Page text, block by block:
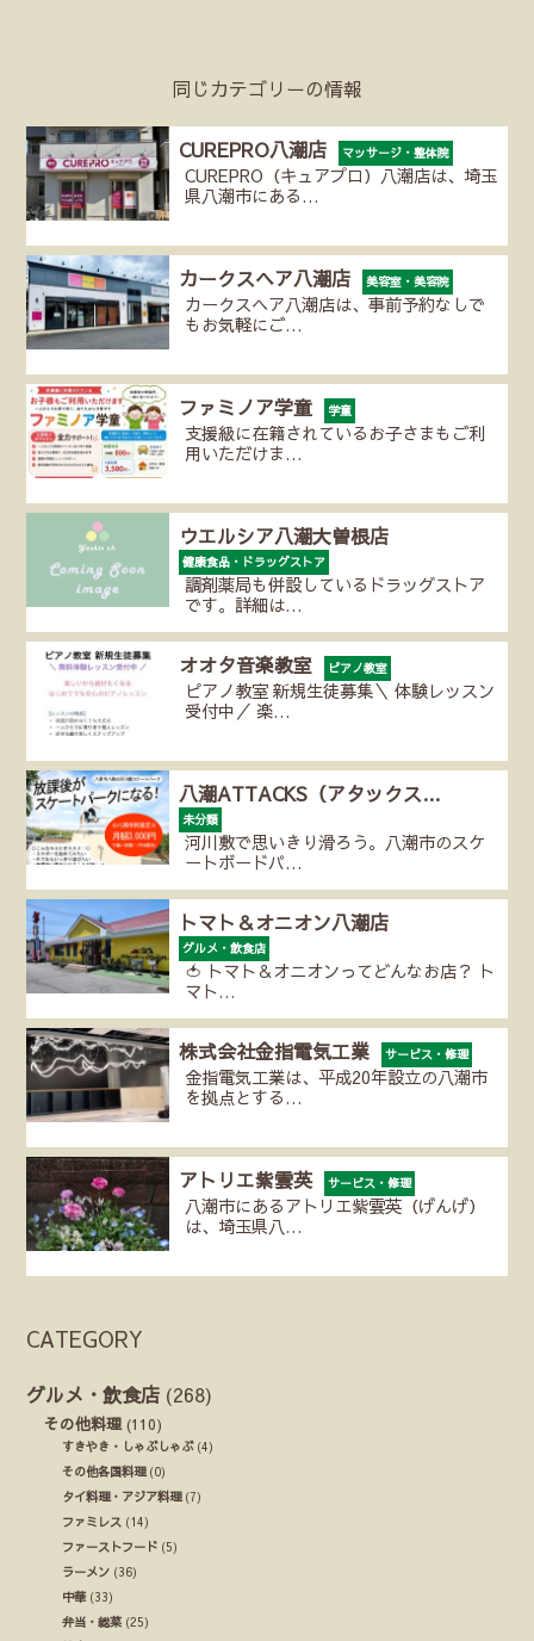
同じカテゴリーの情報
CUREPRO八潮店 マッサージ・整体院
CUREPRO（キュアプロ）八潮店は、埼玉
県八潮市にある…
カークスヘア八潮店 美容室・美容院
カークスヘア八潮店は、事前予約なしで
もお気軽にご…
ファミノア学童 学童
支援級に在籍されているお子さまもご利
用いただけま…
ウエルシア八潮大曽根店
健康食品・ドラッグストア
調剤薬局も併設しているドラッグストア
です。詳細は…
オオタ音楽教室 ピアノ教室
ピアノ教室 新規生徒募集＼ 体験レッスン
受付中／ 楽…
八潮ATTACKS（アタックス…
未分類
河川敷で思いきり滑ろう。八潮市のスケ
ートボードパ…
トマト＆オニオン八潮店
グルメ・飲食店
🍅 トマト＆オニオンってどんなお店？ ト
マト…
株式会社金指電気工業 サービス・修理
金指電気工業は、平成20年設立の八潮市
を拠点とする…
アトリエ紫雲英 サービス・修理
八潮市にあるアトリエ紫雲英（げんげ）
は、埼玉県八…
CATEGORY
グルメ・飲食店 (268)
その他料理 (110)
すきやき・しゃぶしゃぶ(4)
その他各国料理(0)
タイ料理・アジア料理(7)
ファミレス (14)
ファーストフード (5)
ラーメン (36)
中華(33)
弁当・総菜 (25)